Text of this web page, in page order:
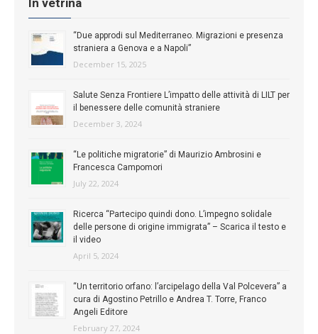
In vetrina
“Due approdi sul Mediterraneo. Migrazioni e presenza
straniera a Genova e a Napoli”
December 15, 2025
Salute Senza Frontiere L’impatto delle attività di LILT per
il benessere delle comunità straniere
December 3, 2024
“Le politiche migratorie” di Maurizio Ambrosini e
Francesca Campomori
July 22, 2024
Ricerca “Partecipo quindi dono. L’impegno solidale
delle persone di origine immigrata” – Scarica il testo e
il video
April 5, 2024
“Un territorio orfano: l’arcipelago della Val Polcevera” a
cura di Agostino Petrillo e Andrea T. Torre, Franco
Angeli Editore
February 27, 2024